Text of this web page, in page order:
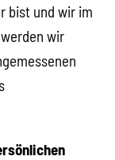
bist und wir im
wir